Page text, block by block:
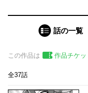
話の一覧
この作品は 作品チケッ
全37話